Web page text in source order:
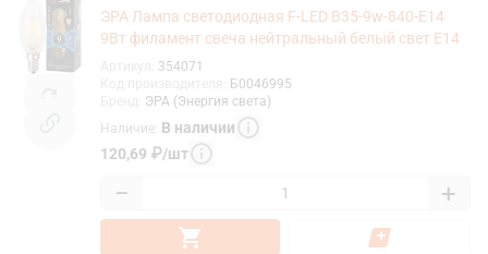
ЭРА Лампа светодиодная F-LED B35-9w-840-E14
9Вт филамент свеча нейтральный белый свет Е14
354071
Б0046995
ЭРА (Энергия света)
Наличие: В наличии
120,69 ₽/шт
− +